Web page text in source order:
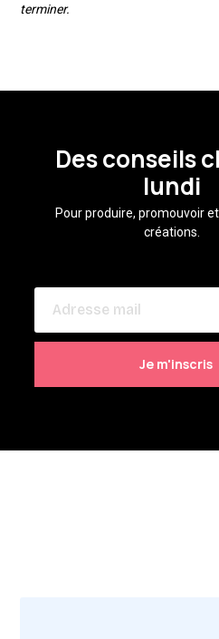
terminer.
Des conseils
lundi
Pour produire, promouvoir
créations.